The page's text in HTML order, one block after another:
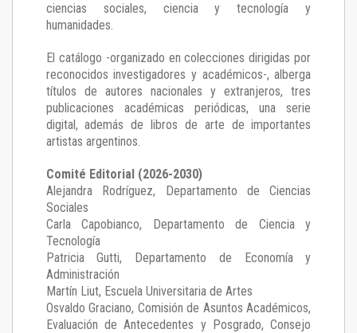
ciencias sociales, ciencia y tecnología y
humanidades.
El catálogo -organizado en colecciones dirigidas por
reconocidos investigadores y académicos-, alberga
títulos de autores nacionales y extranjeros, tres
publicaciones académicas periódicas, una serie
digital, además de libros de arte de importantes
artistas argentinos.
Comité Editorial (2026-2030)
Alejandra Rodríguez, Departamento de Ciencias
Sociales
Carla Capobianco, Departamento de Ciencia y
Tecnología
Patricia Gutti, Departamento de Economía y
Administración
Martín Liut, Escuela Universitaria de Artes
Osvaldo Graciano, Comisión de Asuntos Académicos,
Evaluación de Antecedentes y Posgrado, Consejo